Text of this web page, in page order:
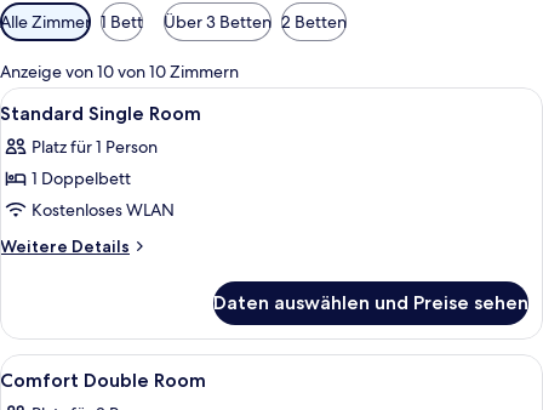
Verfügbare
Filter
für
Zimmer
Alle Zimmer 1 Bett Über 3 Betten 2 Betten
Anzeige von 10 von 10 Zimmern
Alle
Fotos
für
Standard
Single
Room
Zimmersafe, Schreibtisch,
5
Standard Single Room
Platz für 1 Person
1 Doppelbett
Kostenloses WLAN
Weitere Details
Weitere
Single
Room
Daten auswählen und Preise sehen
Alle
Fotos
Zimmersafe, Schreibtisch,
7
Comfort Double Room